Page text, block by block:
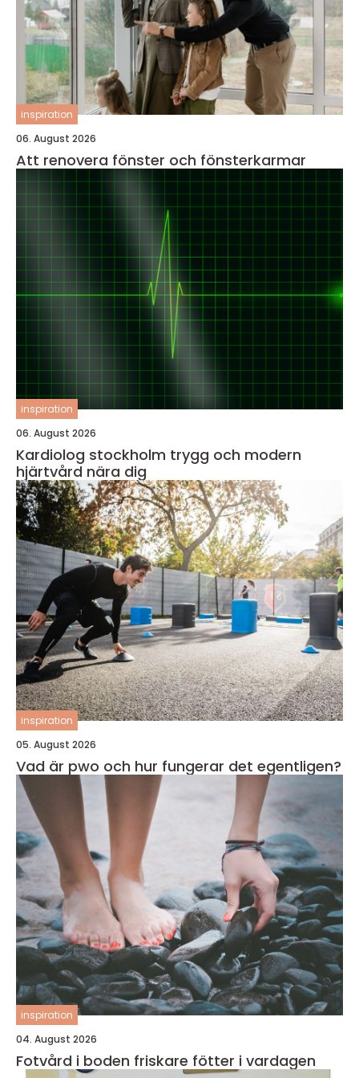
inspiration
06. August 2026
Att renovera fönster och fönsterkarmar
inspiration
06. August 2026
Kardiolog stockholm trygg och modern
hjärtvård nära dig
inspiration
05. August 2026
Vad är pwo och hur fungerar det egentligen?
inspiration
04. August 2026
Fotvård i boden friskare fötter i vardagen